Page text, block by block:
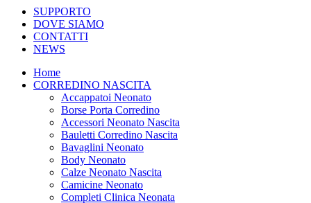
SUPPORTO
DOVE SIAMO
CONTATTI
NEWS
Home
CORREDINO NASCITA
Accappatoi Neonato
Borse Porta Corredino
Accessori Neonato Nascita
Bauletti Corredino Nascita
Bavaglini Neonato
Body Neonato
Calze Neonato Nascita
Camicine Neonato
Completi Clinica Neonata